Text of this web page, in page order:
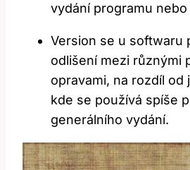
vydání programu
Version se u softwaru
odlišení mezi různými
opravami, na rozdíl od
kde se používá spíše
generálního vydání.